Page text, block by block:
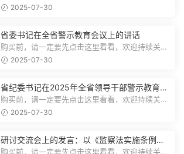
注，精彩模板每天推送预览结束，本文...
2025-07-30
省委书记在全省警示教育会议上的讲话
购买前，请一定要先点击这里看看，欢迎持续关
注，精彩模板每天推送预览结束，本文...
2025-07-30
省纪委书记在2025年全省领导干部警示教育会
上的讲话.1
购买前，请一定要先点击这里看看，欢迎持续关
注，精彩模板每天推送预览结束，本文...
2025-07-30
研讨交流会上的发言：以《监察法实施条例》
为纲,推动巡察工作高质量发展
购买前，请一定要先点击这里看看，欢迎持续关